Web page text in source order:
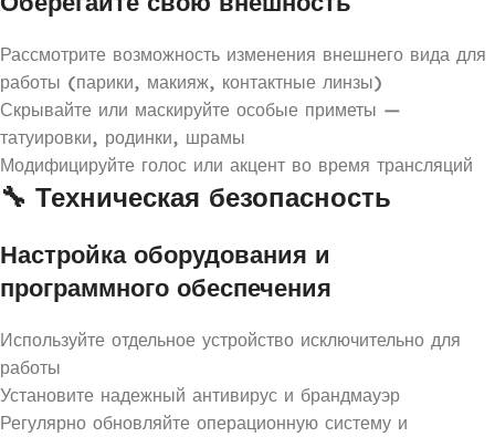
Рассмотрите возможность изменения внешнего вида для
работы (парики, макияж, контактные линзы)
Скрывайте или маскируйте особые приметы —
татуировки, родинки, шрамы
Модифицируйте голос или акцент во время трансляций
🔧 Техническая безопасность
Настройка оборудования и
программного обеспечения
Используйте отдельное устройство исключительно для
работы
Установите надежный антивирус и брандмауэр
Регулярно обновляйте операционную систему и